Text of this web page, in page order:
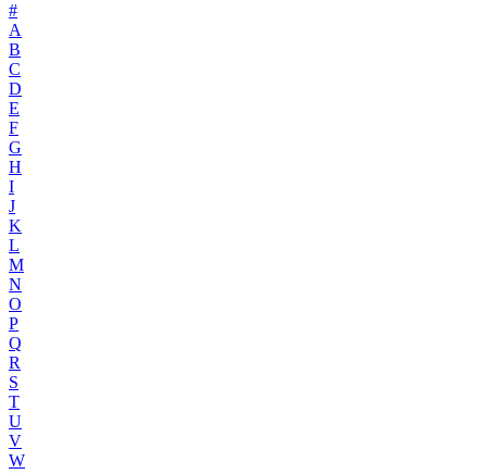
#
A
B
C
D
E
F
G
H
I
J
K
L
M
N
O
P
Q
R
S
T
U
V
W